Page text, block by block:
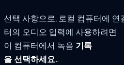
선택 사항으로, 로컬 컴퓨터에
터의 오디오 입력에 사용하려면
이 컴퓨터에서 녹음 기록
을 선택하세요..